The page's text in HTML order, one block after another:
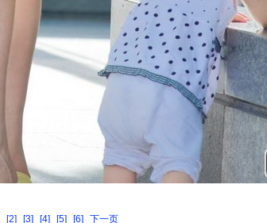
[2] [3] [4] [5] [6] 下一页